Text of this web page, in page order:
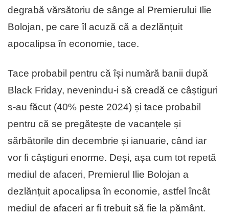
degrabă vărsătoriu de sânge al Premierului Ilie
Bolojan, pe care îl acuză că a dezlănțuit
apocalipsa în economie, tace.
Tace probabil pentru că își numără banii după
Black Friday, nevenindu-i să creadă ce câștiguri
s-au făcut (40% peste 2024) și tace probabil
pentru că se pregătește de vacanțele și
sărbătorile din decembrie și ianuarie, când iar
vor fi câștiguri enorme. Deși, așa cum tot repetă
mediul de afaceri, Premierul Ilie Bolojan a
dezlănțuit apocalipsa în economie, astfel încât
mediul de afaceri ar fi trebuit să fie la pământ.